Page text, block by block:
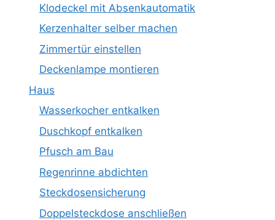
Klodeckel mit Absenkautomatik
Kerzenhalter selber machen
Zimmertür einstellen
Deckenlampe montieren
Haus
Wasserkocher entkalken
Duschkopf entkalken
Pfusch am Bau
Regenrinne abdichten
Steckdosensicherung
Doppelsteckdose anschließen